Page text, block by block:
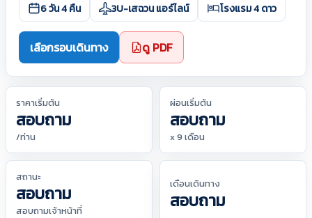
6 วัน 4 คืน 3U-เสฉวน แอร์ไลน์ โรงแรม 4 ดาว
เลือกรอบเดินทาง ดู PDF
ราคาเริ่มต้น
สอบถาม
/ท่าน
ผ่อนเริ่มต้น
สอบถาม
x 9 เดือน
สถานะ
สอบถาม
สอบถามเจ้าหน้าที่
เดือนเดินทาง
สอบถาม